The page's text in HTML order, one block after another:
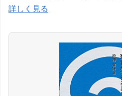
詳しく見る